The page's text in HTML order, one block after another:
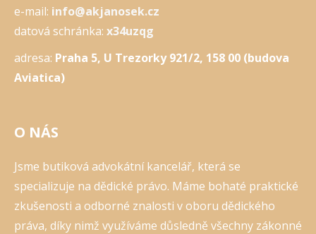
e-mail: info@akjanosek.cz
datová schránka: x34uzqg
adresa: Praha 5, U Trezorky 921/2, 158 00 (budova
Aviatica)
O NÁS
Jsme butiková advokátní kancelář, která se
specializuje na dědické právo. Máme bohaté praktické
zkušenosti a odborné znalosti v oboru dědického
práva, díky nimž využíváme důsledně všechny zákonné